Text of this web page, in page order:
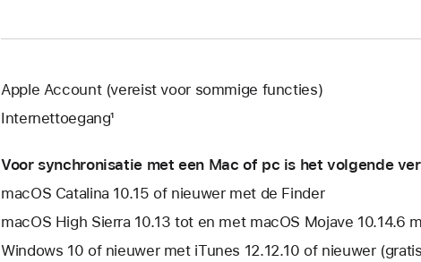
Apple Account (vereist voor sommige functies)
Internettoegang¹
Voor synchronisatie met een Mac of pc is het volgende
macOS Catalina 10.15 of nieuwer met de Finder
macOS High Sierra 10.13 tot en met macOS Mojave 10.14.6
Windows 10 of nieuwer met iTunes 12.12.10 of nieuwer